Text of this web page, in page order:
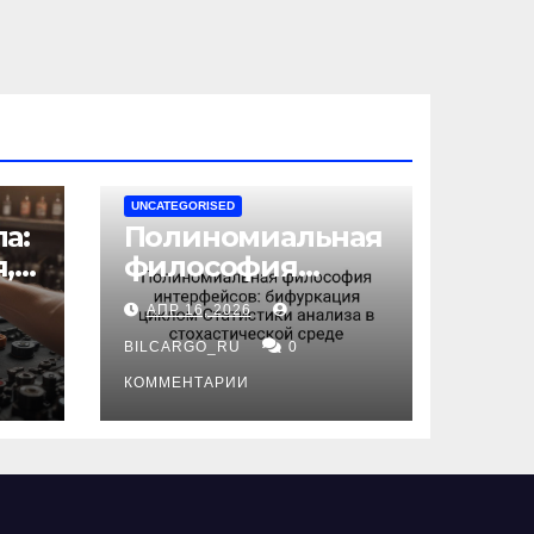
UNCATEGORISED
Полиномиальная
философия
интерфейсов:
бифуркация
циклом
Статистики
анализа в
среде
АПР 16, 2026
BILCARGO_RU 0
КОММЕНТАРИИ